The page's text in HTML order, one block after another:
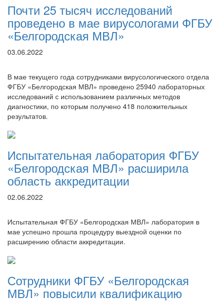
Почти 25 тысяч исследований
проведено в мае вирусологами ФГБУ
«Белгородская МВЛ»
03.06.2022
В мае текущего года сотрудниками вирусологического отдела
ФГБУ «Белгородская МВЛ» проведено 25940 лабораторных
исследований с использованием различных методов
диагностики, по которым получено 418 положительных
результатов.
Испытательная лаборатория ФГБУ
«Белгородская МВЛ» расширила
область аккредитации
02.06.2022
Испытательная ФГБУ «Белгородская МВЛ» лаборатория в
мае успешно прошла процедуру выездной оценки по
расширению области аккредитации.
Сотрудники ФГБУ «Белгородская
МВЛ» повысили квалификацию